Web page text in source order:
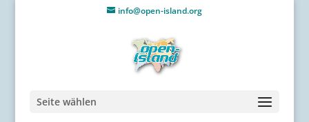
info@open-island.org
Seite wählen